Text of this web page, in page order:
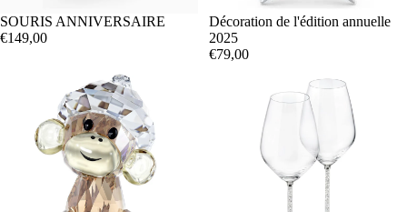
SOURIS ANNIVERSAIRE
€149,00
Décoration de l'édition annuelle
2025
€79,00